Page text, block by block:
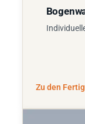
Zu den